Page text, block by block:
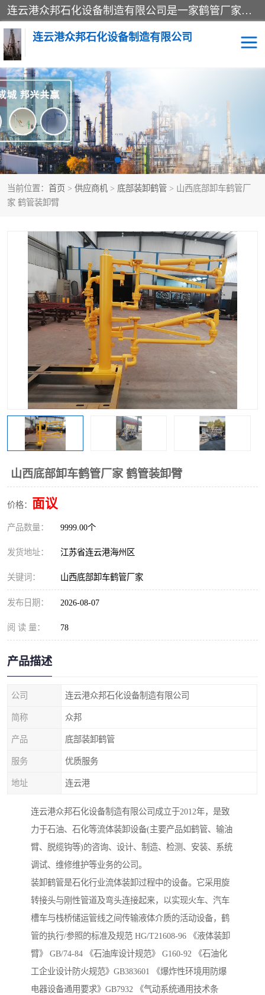
连云港众邦石化设备制造有限公司是一家鹤管厂家主营：鹤管、装车鹤管等，是致力于石油、石化等流体装卸设备(主要产品如鹤管、输油臂、脱缆钩等)的咨询、设计、制造、检测、安装指导、系统调试、维修维护等业务的公司。
连云港众邦石化设备制造有限公司
当前位置： 首页 > 供应商机 > 底部装卸鹤管 > 山西底部卸车鹤管厂
家 鹤管装卸臂
山西底部卸车鹤管厂家 鹤管装卸臂
价格： 面议
产品数量： 9999.00个
发货地址： 江苏省连云港海州区
关键词： 山西底部卸车鹤管厂家
发布日期： 2026-08-07
阅 读 量： 78
产品描述
公司 连云港众邦石化设备制造有限公司
简称 众邦
产品 底部装卸鹤管
服务 优质服务
地址 连云港
连云港众邦石化设备制造有限公司成立于2012年，是致
力于石油、石化等流体装卸设备(主要产品如鹤管、输油
臂、脱缆钩等)的咨询、设计、制造、检测、安装、系统
调试、维修维护等业务的公司。
装卸鹤管是石化行业流体装卸过程中的设备。它采用旋
转接头与刚性管道及弯头连接起来，以实现火车、汽车
槽车与栈桥储运管线之间传输液体介质的活动设备，鹤
管的执行/参照的标准及规范 HG/T21608-96 《液体装卸
臂》 GB/74-84 《石油库设计规范》 G160-92 《石油化
工企业设计防火规范》GB383601 《爆炸性环境用防爆
电器设备通用要求》GB7932 《气动系统通用技术条
鹤管 顶部装卸鹤管
底部装卸鹤管 LNG低温鹤管
液氨鹤管 液化气鹤管
鹤管配件 活动梯栈台
撬装系统设备 装车鹤管